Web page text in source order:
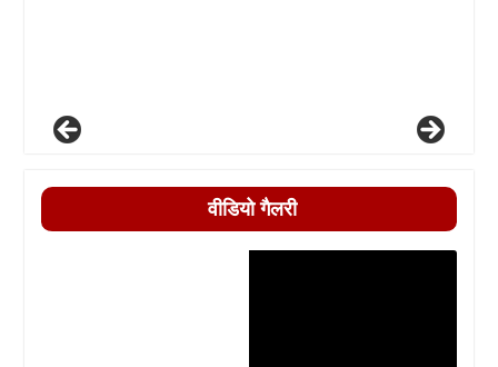
वीडियो गैलरी